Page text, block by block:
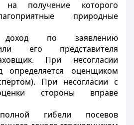
на получение которого
природные
доход по заявлению
его представителя
При несогласии
определяется оценщиком
При несогласии с
стороны вправе
гибели посевов